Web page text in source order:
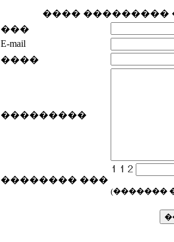
���� ���������
���
E-mail
����
���������
�������� ���
(�������